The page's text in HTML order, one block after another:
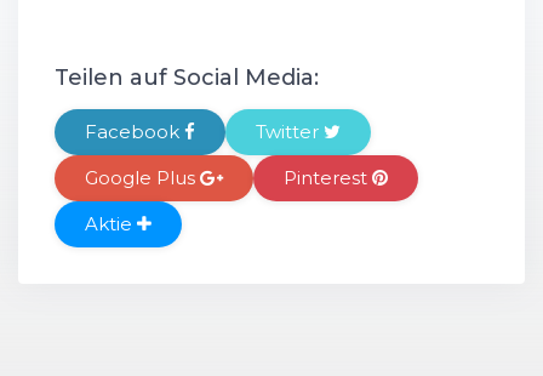
Teilen auf Social Media:
Facebook
Twitter
Google Plus
Pinterest
Aktie